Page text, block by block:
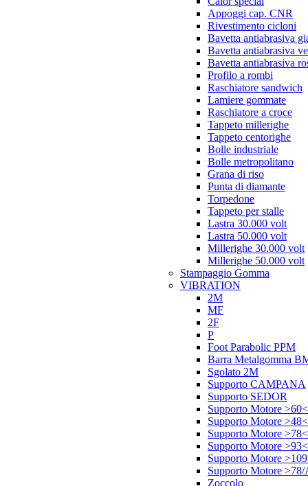
Appoggi cap. CNR
Rivestimento cicloni
Bavetta antiabrasiva
Bavetta antiabrasiva
Bavetta antiabrasiva
Profilo a rombi
Raschiatore sandwich
Lamiere gommate
Raschiatore a croce
Tappeto millerighe
Tappeto centorighe
Bolle industriale
Bolle metropolitano
Grana di riso
Punta di diamante
Torpedone
Tappeto per stalle
Lastra 30.000 volt
Lastra 50.000 volt
Millerighe 30.000 volt
Millerighe 50.000 volt
Stampaggio Gomma
VIBRATION
2M
MF
2F
P
Foot Parabolic PPM
Barra Metalgomma
Sgolato 2M
Supporto CAMPANA
Supporto SEDOR
Supporto Motore >60<
Supporto Motore >48<
Supporto Motore >78<
Supporto Motore >93<
Supporto Motore
Supporto Motore
Zoccolo